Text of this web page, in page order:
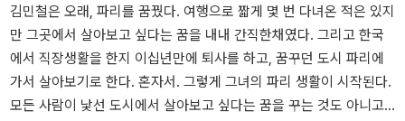
을, 이상한 긍정을 파리에서 만났다. p271결국 돈이 아니라 시간을
소유하고 싶었던 것이다. 안정적인 돈 대신 넘치는 시간을 가져보고
싶었던 것이다. 24시간을 오롯이 내 마음대로 살며, 내가 어떤 모양
으로 빚어지는지 보고 싶었던 것이다. 그게 너무 궁금해서 결국 그만
둘 수밖에 없었다. 고정된 삶을 지키는 대신 무정형의 시간을 모험하
한다. 문제의식을 가지고 투쟁에 앞장서면서도 부르주아로의 도약을
꿈꾸는 에트엔의 성장과정을 보며 한 사람의 마음에 싹이 어떻게 트
는가, 지켜보는 것도 재밌었다. (탄광 안에서 평생 일만 하면 보냈던
말 두마리에 대한 묘사가 다소 충격적으로 기억된다.) 아우스터리츠
는 자신의 기원을 찾아가는 생의 전 과정을 나에게 들려준다. 1934년
김민철은 오래, 파리를 꿈꿨다. 여행으로 짧게 몇 번 다녀온 적은 있지
만 그곳에서 살아보고 싶다는 꿈을 내내 간직한채였다. 그리고 한국
에서 직장생활을 한지 이십년만에 퇴사를 하고, 꿈꾸던 도시 파리에
가서 살아보기로 한다. 혼자서. 그렇게 그녀의 파리 생활이 시작된다.
모든 사람이 낯선 도시에서 살아보고 싶다는 꿈을 꾸는 것도 아니고,